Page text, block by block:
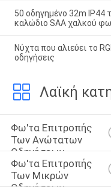
50 οδηγημένο 32m IP44
καλώδιο SAA χαλκού
Νύχτα που αλιεύει το
οδηγήσεις
Λαϊκή
Φω'τα Επιτροπής
Των Ανώτατων
Οδηγήσεων
Φω'τα Επιτροπής
Των Μικρών